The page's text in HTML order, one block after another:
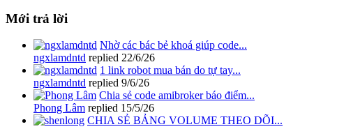
Mới trả lời
Nhờ các bác bẻ khoá giúp code...
ngxlamdntd replied 22/6/26
1 link robot mua bán do tự tay...
ngxlamdntd replied 9/6/26
Chia sẻ code amibroker báo điểm...
Phong Lâm replied 15/5/26
CHIA SẺ BẢNG VOLUME THEO DÕI...